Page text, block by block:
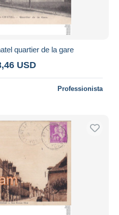
quartier de la gare
USD
Professionista